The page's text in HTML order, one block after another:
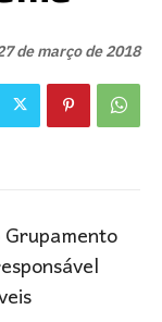
de março de 2018